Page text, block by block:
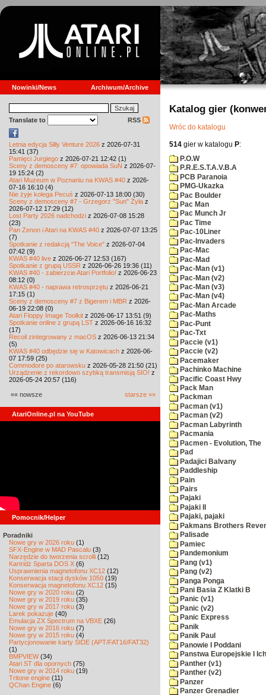
Nowinki/News Archiwum/Archive
Translate to RSS
Letnia edycja Silly Venture 2026 z 2026-07-31
15:41 (37)
Pamięci Jurgiego z 2026-07-21 12:42 (1)
Sceny z demosceny #7: opowiada SuN z 2026-07-
19 15:24 (2)
Atari Muzeum w Poznaniu na KWAS #40 z 2026-
07-16 16:10 (4)
Nie żyje kolega Pecuś z 2026-07-13 18:00 (30)
Sceny z demosceny #7 - Grzegorz "Sun" Żyła z
2026-07-12 17:29 (12)
Lost Party 2026 nadchodzi z 2026-07-08 15:28
(23)
Pan Zenon i Atari na KWAS #40 z 2026-07-07 13:25
(7)
Spotkanie z redakcją "The Voice" z 2026-07-04
07:42 (9)
KWAS #40 live z 2026-06-27 12:53 (167)
Spotkanie z grupą USSR z 2026-06-26 19:36 (11)
KWAS #40 - zabierzcie Atari Portfolio! z 2026-06-23
08:12 (0)
KWAS #40 - naprawa retrosprzętu z 2026-06-21
17:15 (1)
Sceny z demosceny #7 z Bigerem i MBR z 2026-
06-19 22:08 (0)
Atari Floppy Image Toolkit z 2026-06-17 13:51 (9)
Spotkanie online z grupą LST z 2026-06-16 16:32
(17)
Recoil zintegrowany z macOS z 2026-06-13 21:34
(5)
KWAS #40 odbędzie się w Katowicach z 2026-06-
07 17:59 (25)
Commodore po atarowsku z 2026-05-28 21:50 (21)
Urządzenie z rekordowo szybką transmisją SIO! z
2026-05-24 20:57 (116)
«« nowsze starsze »»
AtariOnline.pl na YouTube
Pomocnik/Helper
Poradniki
Nowe gry w 2026 roku (1)
SFX-Engine w MAD Pascalu (3)
Narzędzie do tworzenia scrolli (12)
Kartridż Sparta DOS X (6)
Usprawnienia magnetofonu XC12 (12)
Konserwacja stacji dysków 1050 (19)
Konserwacja magnetofonu XC12 (15)
Nowe gry w 2020 roku (2)
Nowe gry w 2019 roku (35)
Nowe gry w 2017 roku (3)
Larek pokazuje (40)
Emulacja ZX Spectrum na VBXE (26)
Nowe gry w 2016 roku (7)
Nowe gry w 2015 roku (4)
Partycjonowanie karty SIDE (APT/FAT16/FAT32)
(1)
BMPVIEW(34)
Atari ST dla opornych (75)
Nowe gry w 2014 roku (19)
Tritone engine (11)
QChan Engine (6)
Katalog gier
Wróc do katalogu
514 gier w katalogu P:
P.O.W
P.R.E.S.T.A.V.B.A
PCB Paranoia
PMG-Ukazka
Pac Boulder
Pac Man
Pac Munch Jr
Pac Time
Pac-10Liner
Pac-Invaders
Pac-Mac
Pac-Mad
Pac-Man (v1)
Pac-Man (v2)
Pac-Man (v3)
Pac-Man (v4)
Pac-Man Arcade
Pac-Maths
Pac-Punt
Pac-Txt
Paccie (v1)
Paccie (v2)
Pacemaker
Pachinko Machine
Pacific Coast Hwy
Pack Man
Packman
Pacman (v1)
Pacman (v2)
Pacman Labyrinth
Pacmania
Pacmen - Evolution, The
Pad
Padajici Balvany
Paddleship
Pain
Pairs
Pajaki
Pajaki II
Pajaki, pajaki
Pakmans Brothers
Palisade
Pamiec
Pandemonium
Pang (v1)
Pang (v2)
Panga Ponga
Pani Basia Z Klatki B
Panic (v1)
Panic (v2)
Panic Express
Panik
Panik Paul
Panowie I Poddani
Panstwa Europejskie I
Panther (v1)
Panther (v2)
Panzer
Panzer Grenadier